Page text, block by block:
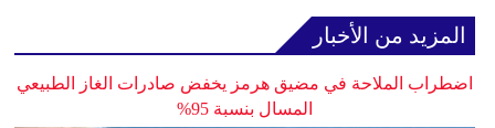
المزيد من الأخبار
اضطراب الملاحة في مضيق هرمز يخفض صادرات الغاز الطبيعي
المسال بنسبة 95%